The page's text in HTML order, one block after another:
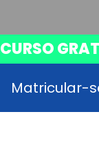
CURSO
Matricular-